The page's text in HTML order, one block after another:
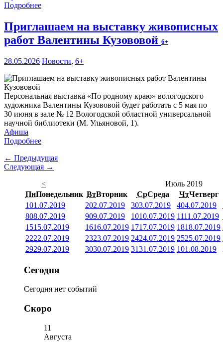
Подробнее
Приглашаем на выставку живописных
работ Валентины Кузововой 6+
28.05.2026 Новости, 6+
Персональная выставка «По родному краю» вологодского
художника Валентины Кузововой будет работать с 5 мая по
30 июня в зале № 12 Вологодской областной универсальной
научной библиотеки (М. Ульяновой, 1).
Афиша
Подробнее
← Предыдущая
Следующая →
<
Июль 2019
ПнПонедельник ВтВторник СрСреда ЧтЧетверг
101.07.2019 202.07.2019 303.07.2019 404.07.2019
808.07.2019 909.07.2019 1010.07.2019 1111.07.2019
1515.07.2019 1616.07.2019 1717.07.2019 1818.07.2019
2222.07.2019 2323.07.2019 2424.07.2019 2525.07.2019
2929.07.2019 3030.07.2019 3131.07.2019 101.08.2019
Сегодня
Сегодня нет событий
Скоро
11
Августа